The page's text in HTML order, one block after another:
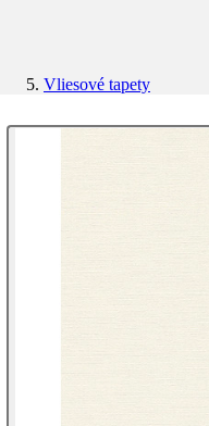
Vliesové tapety